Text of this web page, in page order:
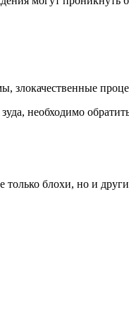
злокачественные
необходимо
блохи, но и